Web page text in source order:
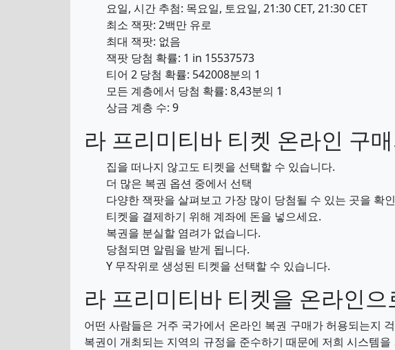
요일, 시간 추첨: 목요일, 토요일, 21:30 CET, 21:30 CET
최소 잭팟: 2백만 유로
최대 잭팟: 없음
잭팟 당첨 확률: 1 in 15537573
티어 2 당첨 확률: 542008분의 1
모든 계층에서 당첨 확률: 8,43분의 1
상금 계층 수: 9
라 프리미티바 티켓 온라인 구
집을 떠나지 않고도 티켓을 선택할 수 있습니다.
더 많은 복권 옵션 중에서 선택
다양한 잭팟을 살펴보고 가장 많이 당첨될 수 있는 곳을 확
티켓을 결제하기 위해 계좌에 돈을 넣으세요.
복권을 분실할 염려가 없습니다.
당첨되면 알림을 받게 됩니다.
Y 무작위로 생성된 티켓을 선택할 수 있습니다.
라 프리미티바 티켓을 온라인
어떤 사람들은 거주 국가에서 온라인 복권 구매가 허용되는지
복권이 개최되는 지역의 규정을 준수하기 때문에 저희 시스템